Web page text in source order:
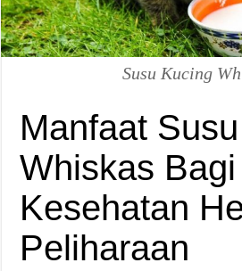
Susu Kucing
Manfaat
Whiskas Bagi
Kesehatan
Peliharaan